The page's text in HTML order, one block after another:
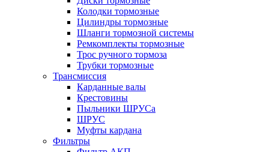
Колодки тормозные
Цилиндры тормозные
Шланги тормозной системы
Ремкомплекты тормозные
Трос ручного тормоза
Трубки тормозные
Трансмиссия
Карданные валы
Крестовины
Пыльники ШРУСа
ШРУС
Муфты кардана
Фильтры